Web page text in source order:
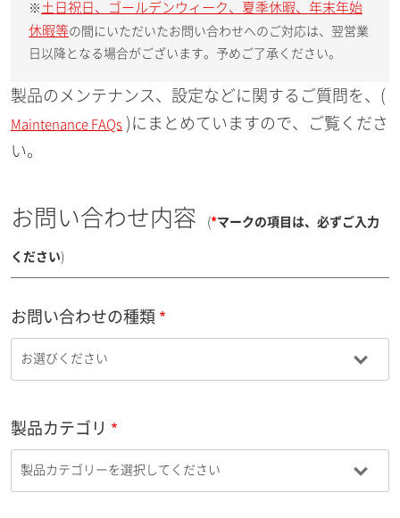
※ 土日祝日、ゴールデンウィーク、夏季休暇、年末年始
休暇等の間にいただいたお問い合わせへのご対応は、翌営業
日以降となる場合がございます。予めご了承ください。
製品のメンテナンス、設定などに関するご質問を、(
Maintenance FAQs )にまとめていますので、ご覧くださ
い。
お問い合わせ内容 (*マークの項目は、必ずご入力
ください)
お問い合わせの種類
製品カテゴリ